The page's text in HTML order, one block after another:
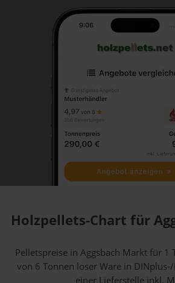
Holzpellets-Chart für
Pelletspreise in Aggsbach Markt für 1
von 6 Tonnen loser Warein DINplus-/
einer Lieferstelle inkl.